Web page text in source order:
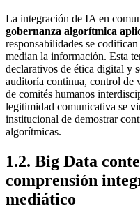
La integración de IA en
gobernanza algorítmica
responsabilidades se
median la información. Esta
declarativos de ética digital y
auditoría continua, control de
de comités humanos
legitimidad comunicativa se
institucional de demostrar
algorítmicas.
1.2. Big Data
comprensión
mediático